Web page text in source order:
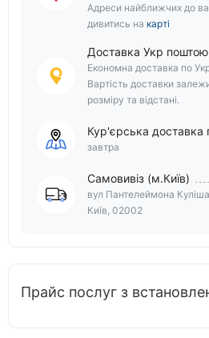
Адреси найближчих до
дивитись на карті
Доставка Укр поштою
Економна доставка по
Вартість доставки
розміру та відстані.
Кур'єрська доставка
завтра
Самовивіз (м.Київ)
вул Пантелеймона
Київ, 02002
Прайс послуг з